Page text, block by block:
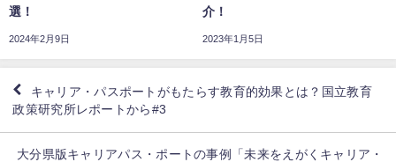
選！
2024年2月9日
介！
2023年1月5日
キャリア・パスポートがもたらす教育的効果とは？国立教育
政策研究所レポートから#3
大分県版キャリアパス・ポートの事例「未来をえがくキャリア・